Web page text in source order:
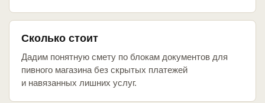
Сколько стоит
Дадим понятную смету по блокам документов для
пивного магазина без скрытых платежей
и навязанных лишних услуг.